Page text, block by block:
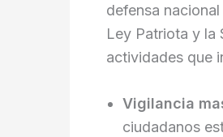
defensa
Ley Patriota y la
actividades que
Vigilancia
ciudadanos